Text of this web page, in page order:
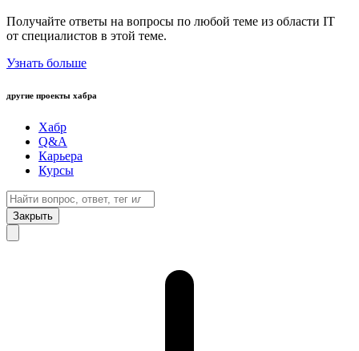
Получайте ответы на вопросы по любой теме из области IT
от специалистов в этой теме.
Узнать больше
другие проекты хабра
Хабр
Q&A
Карьера
Курсы
Закрыть